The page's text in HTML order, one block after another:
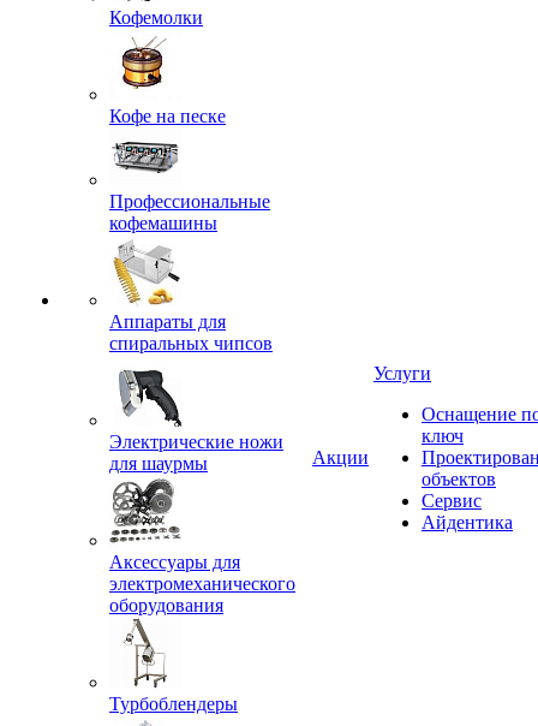
Кофемолки
Кофе на песке
Профессиональные
кофемашины
Аппараты для
спиральных чипсов
Электрические ножи
для шаурмы
Аксессуары для
электромеханического
оборудования
Турбоблендеры
Акции
Услуги
Оснащение
ключ
объектов
Сервис
Айдентика